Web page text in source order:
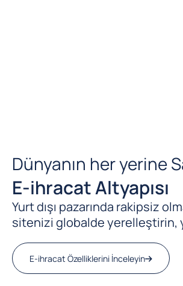
Dünyanın her yerine
E-ihracat Altyapısı
Yurt dışı pazarında rakipsiz
sitenizi globalde yerelleştirin,
E-ihracat Özelliklerini İnceleyin